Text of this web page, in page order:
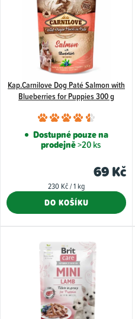
r
ů
Kap.Carnilove Dog Paté Salmon with
Blueberries for Puppies 300 g
Průměrné
hodnocení
produktu
4,5
z
hvězdiček.
Dostupné pouze na
prodejně>20 ks
69 Kč
Měrná
230 Kč / 1 kg
DO KOŠÍKU